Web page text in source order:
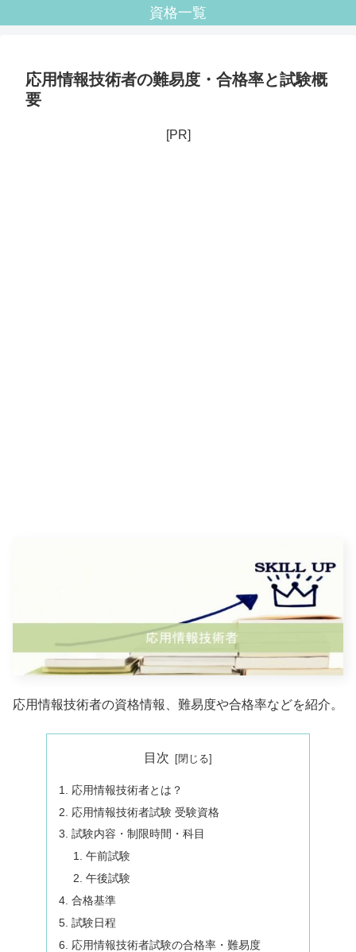
資格一覧
応用情報技術者の難易度・合格率と試験概
要
[PR]
応用情報技術者の資格情報、難易度や合格率などを紹介。
目次
応用情報技術者とは？
応用情報技術者試験 受験資格
試験内容・制限時間・科目
午前試験
午後試験
合格基準
試験日程
応用情報技術者試験の合格率・難易度